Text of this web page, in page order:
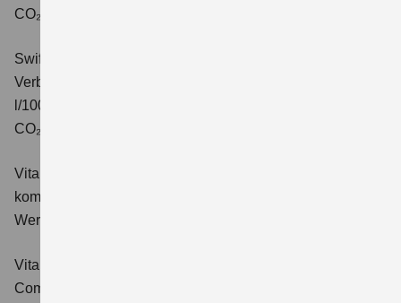
CO₂-Klasse: C.
Swift 1.2 DUALJET HYBRID ALLGRIP Comfort+
Verbrauchswerte: kombinierter Energieverbrauch 4,9
l/100km; kombinierter Wert der CO₂-Emission: 110 g/km;
CO₂-Klasse: C.
Vitara 1.4 BOOSTERJET HYBRID Club
kombinierter Energieverbrauch 5,3 l/100km; kombinierter
Wert der CO₂-Emission: 119 g/km; CO₂-Klasse: D
Vitara 1.4 BOOSTERJET HYBRID
Comfort